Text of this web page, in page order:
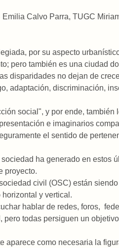
Calvo Parra, TUGC
por su aspecto
pero también es una ciudad
disparidades no dejan de
adaptación, discriminación,
social", y por ende,
e imaginarios
el sentido de
ha generado en estos
proyecto.
civil (OSC) están
y vertical.
hablar de redes, foros,
todas persiguen un
aparece como necesaria la